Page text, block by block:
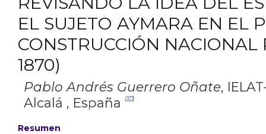
EL SUJETO AYMARA EN EL
CONSTRUCCIÓN
1870)
Pablo Andrés Guerrero Oñate,
Alcalá , España
Resumen